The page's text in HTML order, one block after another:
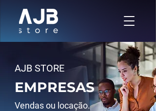
AJB STORE
EMPRESAS
Vendas ou locação.